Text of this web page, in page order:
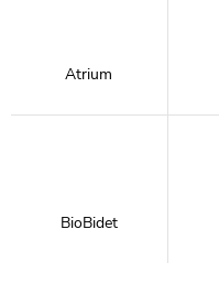
Atrium
BioBidet